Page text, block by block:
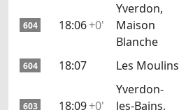
604 18:06+0'
Yverdon,
Maison
Blanche
604 18:07 Les Moulins
603 18:09+0'
Yverdon-
les-Bains,